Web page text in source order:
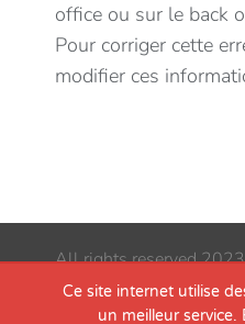
office ou sur le back
Pour corriger cette
modifier ces
All rights reserved
Ce site internet utilise
un meilleur